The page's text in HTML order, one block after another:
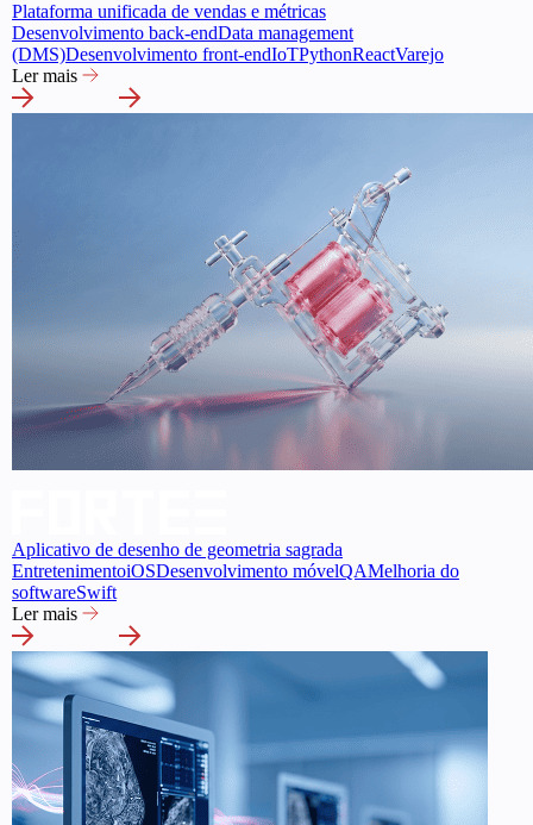
Plataforma unificada de vendas e métricas
Desenvolvimento back-endData management
(DMS)Desenvolvimento front-endIoTPythonReactVarejo
Ler mais
Aplicativo de desenho de geometria sagrada
EntretenimentoiOSDesenvolvimento móvelQAMelhoria do
softwareSwift
Ler mais